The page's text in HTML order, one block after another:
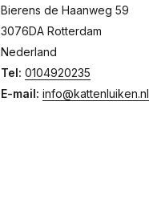
Bierens de Haanweg 59
3076DA Rotterdam
Nederland
Tel: 0104920235
E-mail: info@kattenluiken.nl